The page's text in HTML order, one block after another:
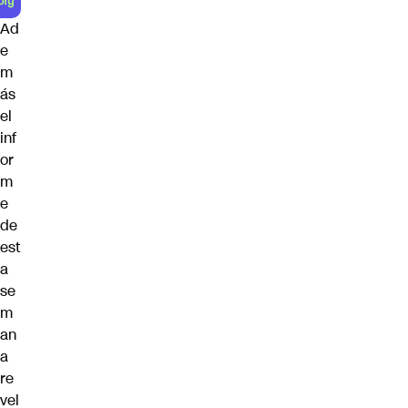
Ad
e
m
ás
el
inf
or
m
e
de
est
a
se
m
an
a
re
vel